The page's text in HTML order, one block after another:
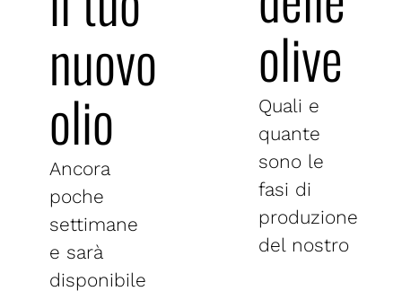
olive
Quali e
quante
sono le
fasi di
produzione
del nostro
nuovo
olio
Ancora
poche
settimane
e sarà
disponibile